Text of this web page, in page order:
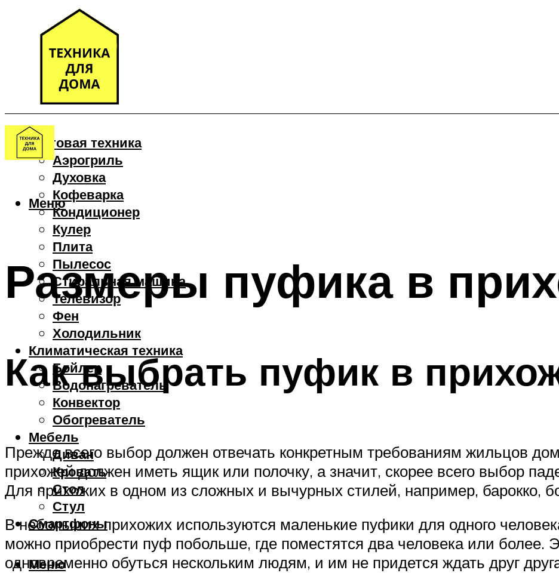
Бытовая техника
Аэрогриль
Духовка
Кофеварка
Кондиционер
Кулер
Плита
Пылесос
Стиральная машина
Телевизор
Фен
Холодильник
Климатическая техника
Бойлер
Водонагреватель
Конвектор
Обогреватель
Мебель
Диван
Кровать
Стол
Стул
Смартфоны
Меню
Меню
Размеры пуфика в
Как выбрать пуфик в
Прежде всего выбор должен отвечать конкретным требованиям жильцов
прихожей должен иметь ящик или полочку, а значит, скорее всего выбор
Для прихожих в одном из сложных и вычурных стилей, например, барокко,
В небольших прихожих используются маленькие пуфики для одного
можно приобрести пуф побольше, где поместятся два человека или более.
одновременно обуться нескольким людям, и им не придется ждать друг